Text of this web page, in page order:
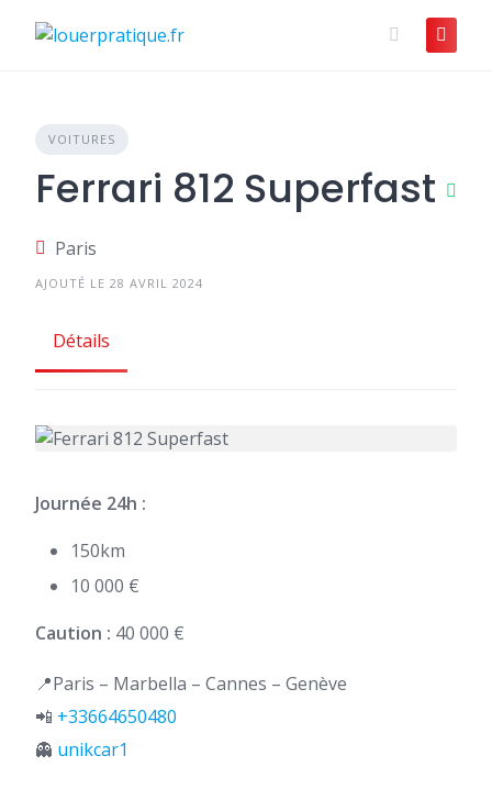
VOITURES
Ferrari 812 Superfast
Paris
AJOUTÉ LE 28 AVRIL 2024
Détails
Journée 24h :
150km
10 000 €
Caution : 40 000 €
📍Paris – Marbella – Cannes – Genève
📲 +33664650480
👻 unikcar1